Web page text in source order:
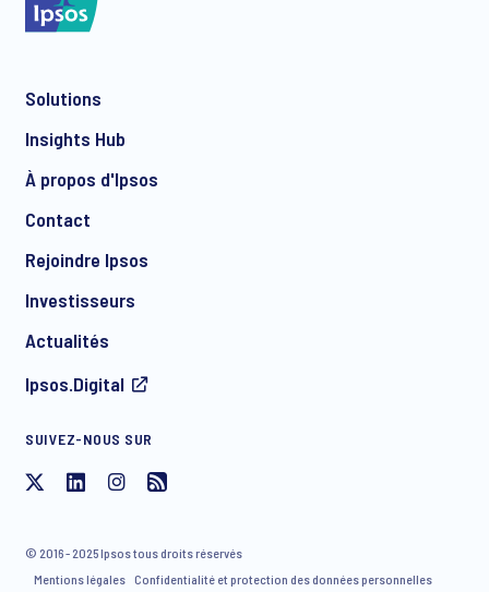
Solutions
Insights Hub
À propos d'Ipsos
Contact
Rejoindre Ipsos
Investisseurs
Actualités
Ipsos.Digital
SUIVEZ-NOUS SUR
© 2016 - 2025 Ipsos tous droits réservés
Mentions légales Confidentialité et protection des données personnelles